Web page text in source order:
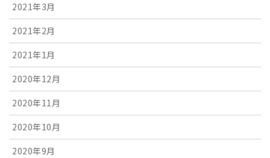
2021年3月
2021年2月
2021年1月
2020年12月
2020年11月
2020年10月
2020年9月